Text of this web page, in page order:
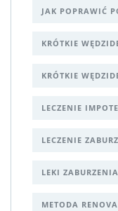
JAK POPRAWIĆ
KRÓTKIE
KRÓTKIE
LECZENIE
LECZENIE
LEKI
METODA RENOVA